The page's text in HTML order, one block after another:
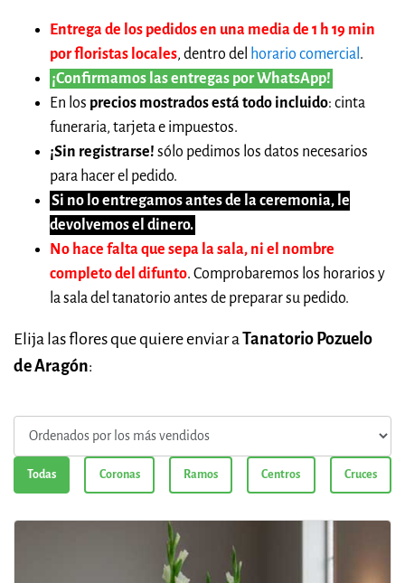
Entrega de los pedidos en una media de 1 h 19 min
por floristas locales, dentro del horario comercial .
¡Confirmamos las entregas por WhatsApp!
En los precios mostrados está todo incluido: cinta
funeraria, tarjeta e impuestos.
¡Sin registrarse! sólo pedimos los datos necesarios
para hacer el pedido.
Si no lo entregamos antes de la ceremonia, le
devolvemos el dinero.
No hace falta que sepa la sala, ni el nombre
completo del difunto. Comprobaremos los horarios y
la sala del tanatorio antes de preparar su pedido.
Elija las flores que quiere enviar aTanatorio Pozuelo
de Aragón:
Todas Coronas Ramos Centros Cruces